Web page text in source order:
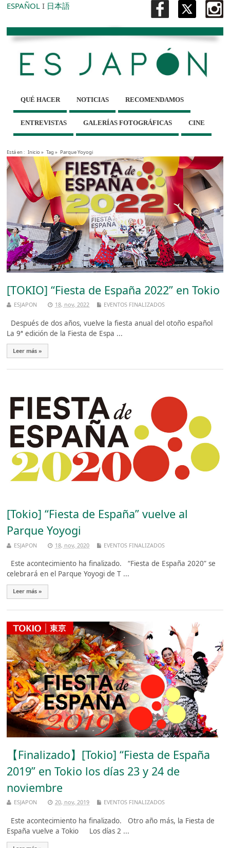
ESPAÑOL I 日本語
QUÉ HACER NOTICIAS RECOMENDAMOS
ENTREVISTAS GALERÍAS FOTOGRÁFICAS CINE
Está en : Inicio» Tag » Parque Yoyogi
[TOKIO] “Fiesta de España 2022” en Tokio
ESJAPON 18, nov, 2022 EVENTOS FINALIZADOS
Después de dos años, vuelve la fiesta anual del otoño español
La 9ª edición de la Fiesta de Espa ...
Leer más »
[Tokio] “Fiesta de España” vuelve al
Parque Yoyogi
ESJAPON 18, nov, 2020 EVENTOS FINALIZADOS
Este acontecimiento ha finalizado. “Fiesta de España 2020” se
celebrará en el Parque Yoyogi de T ...
Leer más »
【Finalizado】[Tokio] “Fiesta de España
2019” en Tokio los días 23 y 24 de
noviembre
ESJAPON 20, nov, 2019 EVENTOS FINALIZADOS
Este acontecimiento ha finalizado. Otro año más, la Fiesta de
España vuelve a Tokio Los días 2 ...